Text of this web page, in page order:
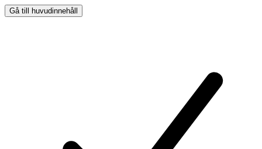
Gå till huvudinnehåll